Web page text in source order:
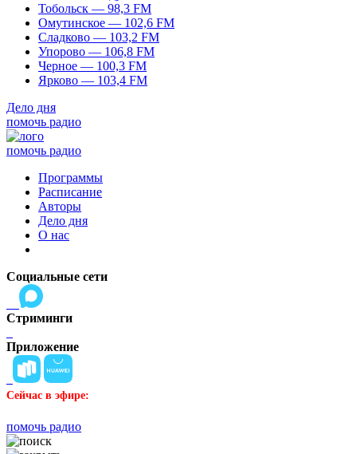
Тобольск — 98,3 FM
Омутинское — 102,6 FM
Сладково — 103,2 FM
Упорово — 106,8 FM
Черное — 100,3 FM
Ярково — 103,4 FM
Дело дня
помочь радио
помочь радио
Программы
Расписание
Авторы
Дело дня
О нас
Социальные сети
Стриминги
Приложение
Сейчас в эфире:
помочь радио